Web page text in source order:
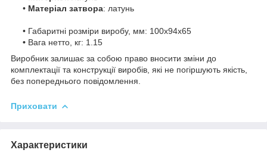
• Матеріал затвора: латунь
• Габаритні розміри виробу, мм: 100х94х65
• Вага нетто, кг: 1.15
Виробник залишає за собою право вносити зміни до
комплектації та конструкції виробів, які не погіршують якість,
без попереднього повідомлення.
Приховати
Характеристики